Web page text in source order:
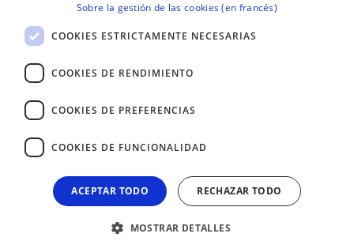
AVISO LEGAL
Sobre la gestión de las cookies (en francés)
COOKIES ESTRICTAMENTE NECESARIAS
COOKIES DE RENDIMIENTO
COOKIES DE PREFERENCIAS
COOKIES DE FUNCIONALIDAD
ACEPTAR TODO RECHAZAR TODO
MOSTRAR DETALLES